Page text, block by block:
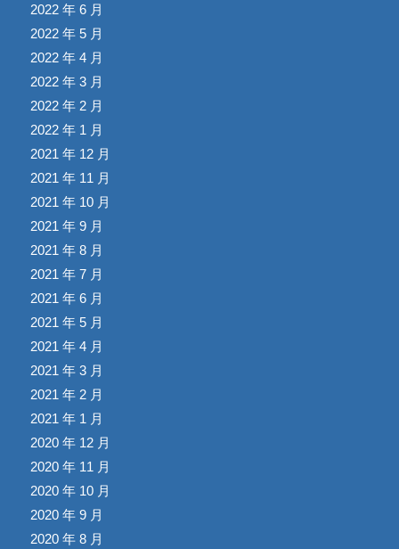
2022 年 6 月
2022 年 5 月
2022 年 4 月
2022 年 3 月
2022 年 2 月
2022 年 1 月
2021 年 12 月
2021 年 11 月
2021 年 10 月
2021 年 9 月
2021 年 8 月
2021 年 7 月
2021 年 6 月
2021 年 5 月
2021 年 4 月
2021 年 3 月
2021 年 2 月
2021 年 1 月
2020 年 12 月
2020 年 11 月
2020 年 10 月
2020 年 9 月
2020 年 8 月